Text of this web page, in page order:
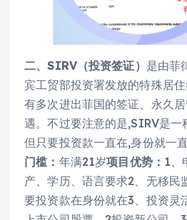
二、SIRV（投资签证） 是由菲
宾工贸部投资署发放的特殊居
有多次进出菲国的签证、永久
遇。不过要注意的是,SIRV是一
但只要投资款一直在,身份就一
门槛： 年满21岁项目优势： 1、
产、学历、语言要求2、无移民
要投资款在身份就在3、投资灵